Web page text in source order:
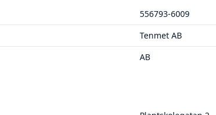
556793-6009
Tenmet AB
AB